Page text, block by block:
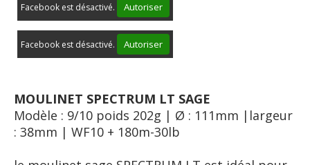
Facebook est désactivé. Autoriser
Facebook est désactivé. Autoriser
MOULINET SPECTRUM LT SAGE
Modèle : 9/10 poids 202g | Ø : 111mm |largeur
: 38mm | WF10 + 180m-30lb